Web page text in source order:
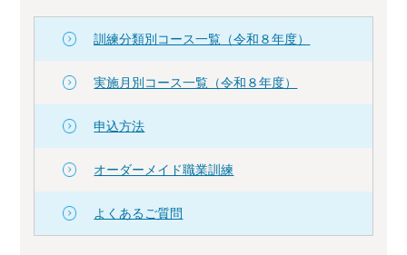
訓練分類別コース一覧（令和８年度）
実施月別コース一覧（令和８年度）
申込方法
オーダーメイド職業訓練
よくあるご質問